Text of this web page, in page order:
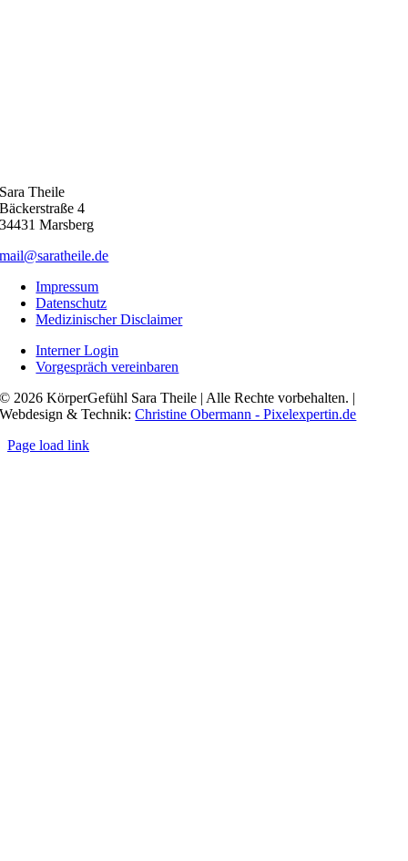
Sara Theile
Bäckerstraße 4
34431 Marsberg
mail@saratheile.de
Impressum
Datenschutz
Medizinischer Disclaimer
Interner Login
Vorgespräch vereinbaren
© 2026 KörperGefühl Sara Theile | Alle Rechte vorbehalten. |
Webdesign & Technik:Christine Obermann - Pixelexpertin.de
Page load link